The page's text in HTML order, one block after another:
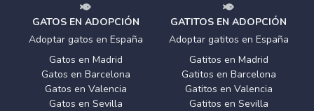
GATOS EN ADOPCIÓN
Adoptar gatos en España
Gatos en Madrid
Gatos en Barcelona
Gatos en Valencia
Gatos en Sevilla
GATITOS EN ADOPCIÓN
Adoptar gatitos en España
Gatitos en Madrid
Gatitos en Barcelona
Gatitos en Valencia
Gatitos en Sevilla